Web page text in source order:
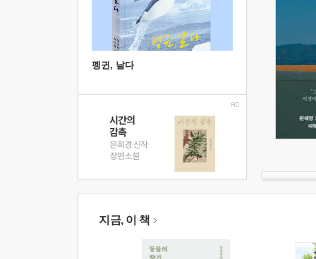
펭귄, 날다
지금, 이 책